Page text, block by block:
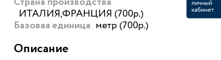
Страна производства
ИТАЛИЯ,ФРАНЦИЯ (700р.)
Базовая единица метр (700р.)
Описание
личный
кабинет